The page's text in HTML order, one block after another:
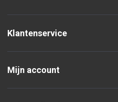
Klantenservice
Mijn account